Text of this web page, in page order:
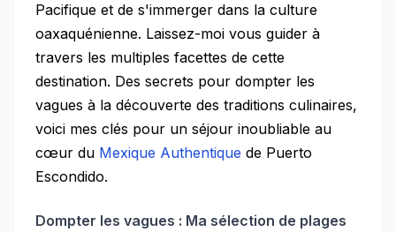
Pacifique et de s'immerger dans la culture
oaxaquénienne. Laissez-moi vous guider à
travers les multiples facettes de cette
destination. Des secrets pour dompter les
vagues à la découverte des traditions culinaires,
voici mes clés pour un séjour inoubliable au
cœur du Mexique Authentique de Puerto
Escondido.
Dompter les vagues : Ma sélection de plages